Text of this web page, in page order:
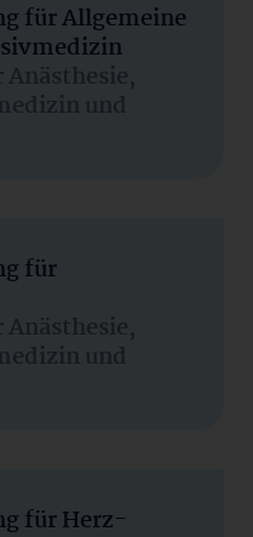
für Allgemeine
und
für
und
für Herz-